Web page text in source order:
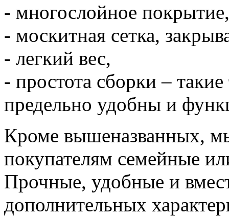
- многослойное покрытие,
- москитная сетка,
- легкий вес,
- простота сборки –
предельно удобны и
Кроме вышеназванных,
покупателям семейные
Прочные, удобные и
дополнительных